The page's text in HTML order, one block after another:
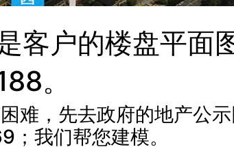
客户的楼盘平
。
难，先去政府的地产公
我们帮您建模。